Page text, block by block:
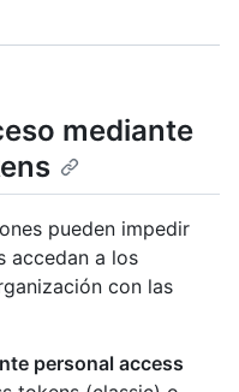
mediante
pueden impedir
accedan a los
con las
personal access